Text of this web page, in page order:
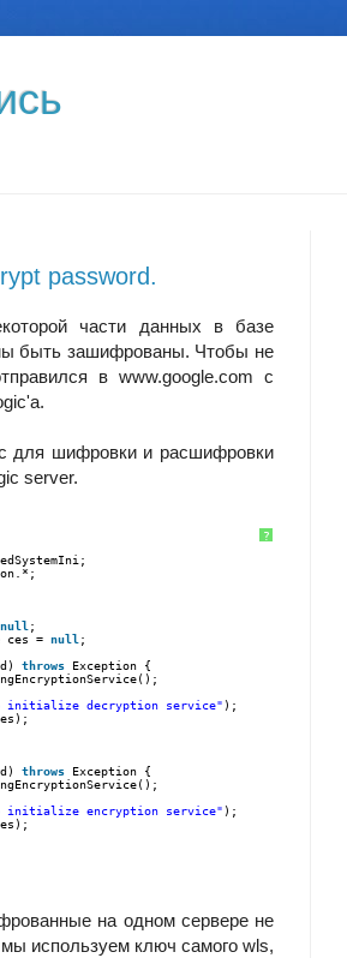
password.
части данных в базе
быть зашифрованы. Чтобы не
в www.google.com с
для шифровки и расшифровки
server.
?
null ;
ces = null ;
throws
Exception {
initialize decryption service" );
throws
Exception {
initialize encryption service" );
на одном сервере не
используем ключ самого wls,